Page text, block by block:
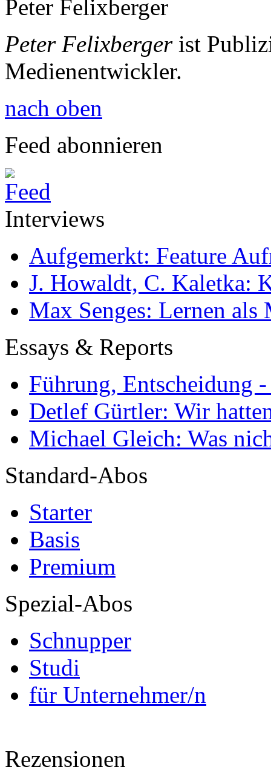
Peter Felixberger
Peter Felixbergerist
Medienentwickler.
nach oben
Feed abonnieren
Interviews
Aufgemerkt: Feature
J. Howaldt, C. Kaletka:
Max Senges: Lernen als
Essays & Reports
Führung, Entscheidung
Detlef Gürtler: Wir
Michael Gleich: Was
Standard-Abos
Starter
Basis
Premium
Spezial-Abos
Schnupper
Studi
für Unternehmer/n
Rezensionen